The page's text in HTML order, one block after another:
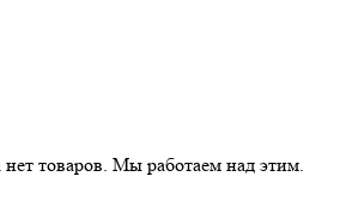
товаров. Мы работаем над этим.